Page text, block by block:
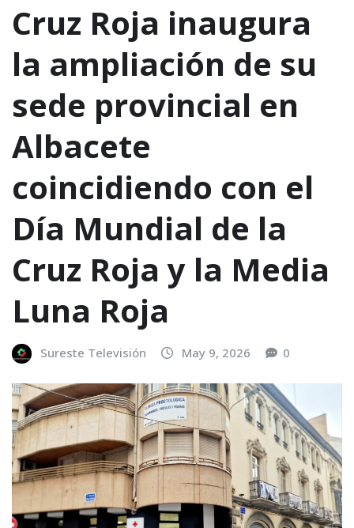
Cruz Roja inaugura
la ampliación de su
sede provincial en
Albacete
coincidiendo con el
Día Mundial de la
Cruz Roja y la Media
Luna Roja
Sureste Televisión May 9, 2026 0